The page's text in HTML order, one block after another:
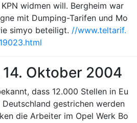
widmen will. Bergheim war
mit Dumping-Tarifen und Mo
simyo beteiligt. //www.teltarif.
Oktober 2004
dass 12.000 Stellen in Eu
gestrichen werden
die Arbeiter im Opel Werk Bo